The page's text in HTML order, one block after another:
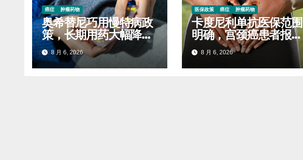
癌症 肿瘤药物
奥希替尼巧用慢特病政
策，长期用药大幅降低
自付开支
8 月 6, 2026
医保政策 癌症 肿瘤药物
卡度尼利单抗医保范围
明确，宫颈癌患者报销
标准对照查看
8 月 6, 2026